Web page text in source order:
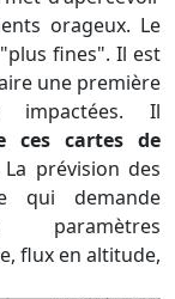
orageux. Le
fines". Il est
une première
impactées. Il
ces cartes de
La prévision des
qui demande
paramètres
flux en altitude,